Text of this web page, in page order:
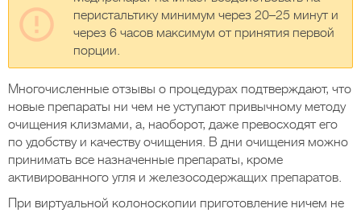
перистальтику минимум через 20–25 минут и
через 6 часов максимум от принятия первой
порции.
Многочисленные отзывы о процедурах подтверждают, что
новые препараты ни чем не уступают привычному методу
очищения клизмами, а, наоборот, даже превосходят его
по удобству и качеству очищения. В дни очищения можно
принимать все назначенные препараты, кроме
активированного угля и железосодержащих препаратов.
При виртуальной колоноскопии приготовление ничем не